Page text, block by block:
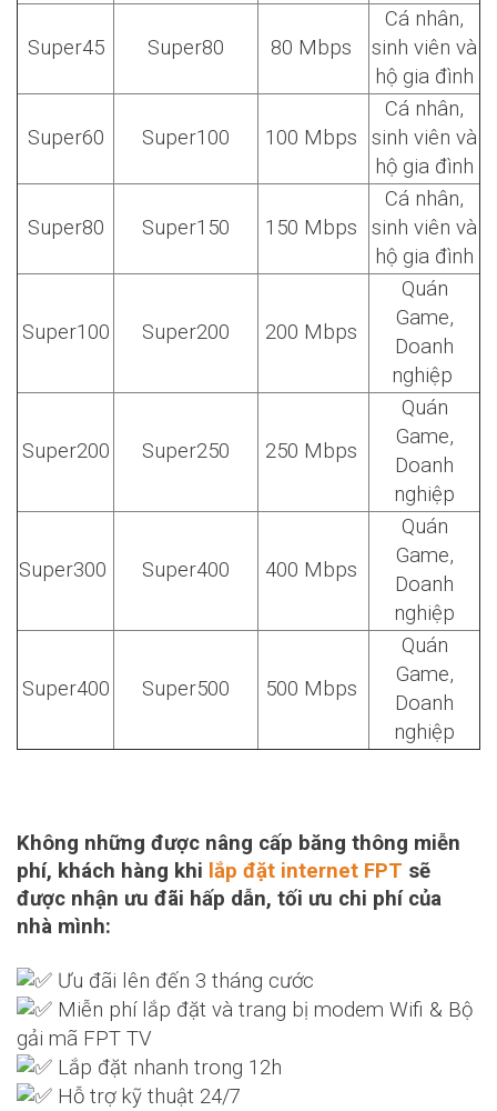
Super45 Super80 80 Mbps
Cá nhân,
sinh viên và
hộ gia đình
Super60 Super100 100 Mbps
Cá nhân,
sinh viên và
hộ gia đình
Super80 Super150 150 Mbps
Cá nhân,
sinh viên và
hộ gia đình
Super100 Super200 200 Mbps
Quán
Game,
Doanh
nghiệp
Super200 Super250 250 Mbps
Quán
Game,
Doanh
nghiệp
Super300 Super400 400 Mbps
Quán
Game,
Doanh
nghiệp
Super400 Super500 500 Mbps
Quán
Game,
Doanh
nghiệp
Không những được nâng cấp băng thông miễn
phí, khách hàng khi lắp đặt internet FPT sẽ
được nhận ưu đãi hấp dẫn, tối ưu chi phí của
nhà mình:
Ưu đãi lên đến 3 tháng cước
Miễn phí lắp đặt và trang bị modem Wifi & Bộ
gải mã FPT TV
Lắp đặt nhanh trong 12h
Hỗ trợ kỹ thuật 24/7